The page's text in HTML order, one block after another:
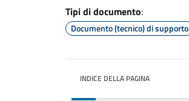
Tipi di documento:
Documento (tecnico) di supporto
INDICE DELLA PAGINA